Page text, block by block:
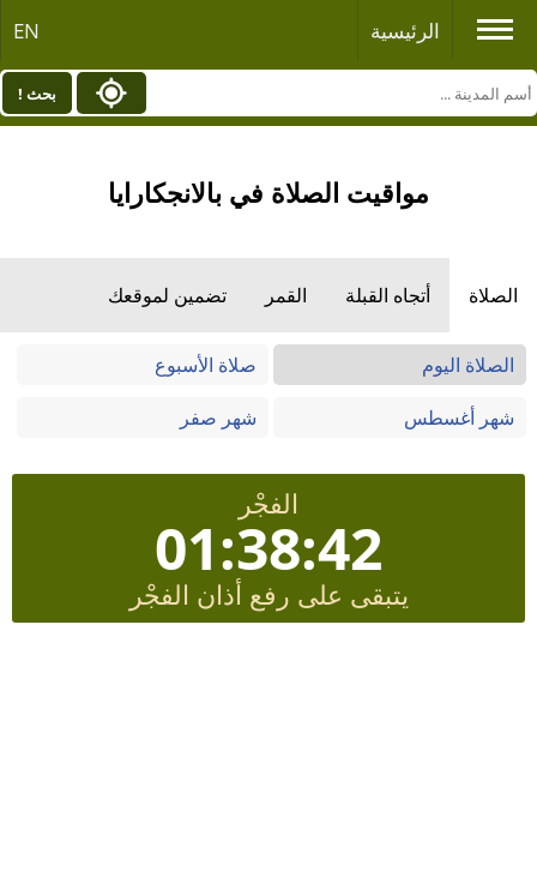
الرئيسية EN
بحث !
مواقيت الصلاة في بالانجكارايا
الصلاة أتجاه القبلة القمر تضمين لموقعك
الصلاة اليوم
صلاة الأسبوع
شهر أغسطس
شهر صفر
الفجْر
01:38:41
يتبقى على رفع أذان الفجْر